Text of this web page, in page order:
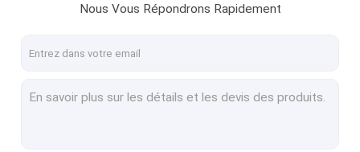
Le camion à ordures Howo
Nous Vous Répondrons Rapidement